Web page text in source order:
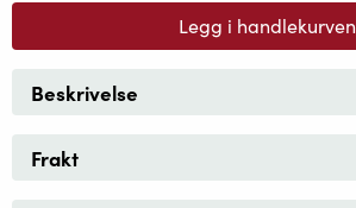
Legg i handlekurven
Beskrivelse
Frakt